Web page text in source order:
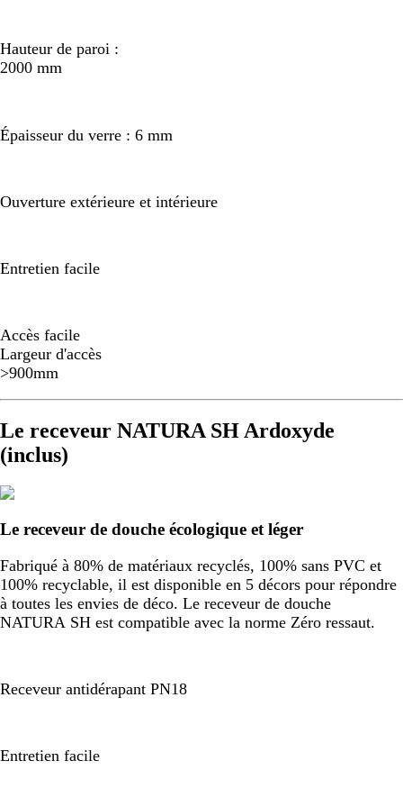
Hauteur de paroi :
2000 mm
Épaisseur du verre : 6 mm
Ouverture extérieure et intérieure
Entretien facile
Accès facile
Largeur d'accès
>900mm
Le receveur NATURA SH Ardoxyde
(inclus)
Le receveur de douche écologique et léger
Fabriqué à 80% de matériaux recyclés, 100% sans PVC et
100% recyclable, il est disponible en 5 décors pour répondre
à toutes les envies de déco. Le receveur de douche
NATURA SH est compatible avec la norme Zéro ressaut.
Receveur antidérapant PN18
Entretien facile